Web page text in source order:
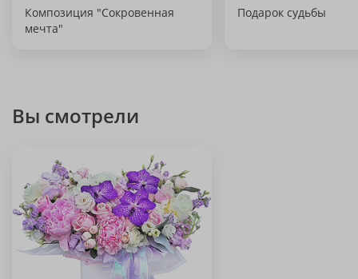
Композиция "Сокровенная
мечта"
Подарок судьбы
Вы смотрели